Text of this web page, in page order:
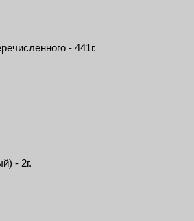
- 441г.
- 2г.